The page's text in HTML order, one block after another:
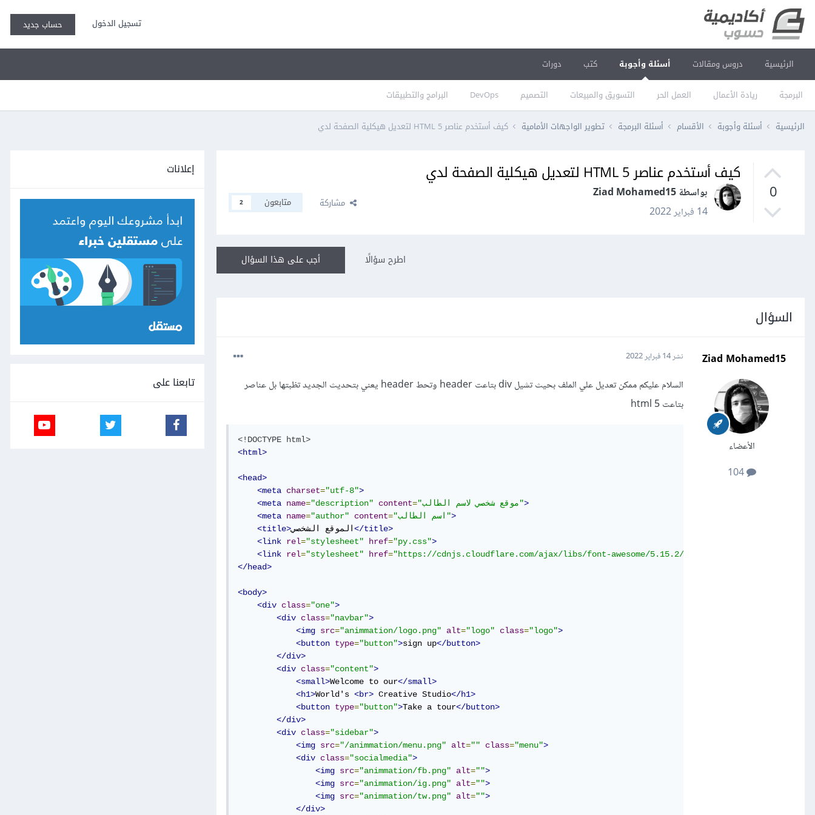
تسجيل الدخول حساب جديد
الرئيسية دروس ومقالات أسئلة وأجوبة
البرمجة ريادة الأعمال العمل الحر التسويق والمبيعات التصميم DevOps البرامج والتطبيقات
كتب دورات
الرئيسية أسئلة وأجوبة الأقسام أسئلة البرمجة تطوير الواجهات الأمامية كيف أستخدم عناصر HTML 5 لتعديل هيكلية الصفحة لدي
0
كيف أستخدم عناصر HTML 5 لتعديل هيكلية الصفحة لدي
بواسطة Ziad Mohamed15
14 فبراير 2022
مشاركة متابعون 2
أجب على هذا السؤال اطرح سؤالًا
السؤال
Ziad Mohamed15
الأعضاء
104
نشر14 فبراير 2022
السلام عليكم ممكن تعديل علي الملف بحيث تشيل div بتاعت header وتحط header يعني بتحديث الجديد تظبتها بل عناصر
بتاعت html 5
<!DOCTYPE html>
<html>
<head>
<meta charset="utf-8">
<meta name="description" content= "موقع شخصي لاسم الطالب">
<meta name="author" content= "اسم الطالب">
<title>الموقع الشخصي </title>
<link rel="stylesheet" href="py.css">
<link rel="stylesheet" href="https://cdnjs.cloudflare.com/ajax/libs/font-awesome/5.15.2/css/all.min.css"
</head>
<body>
<div class="one">
<div class="navbar">
<img src="animmation/logo.png" alt="logo" class="logo">
<button type="button">sign up</button>
</div>
<div class="content">
<small>Welcome to our</small>
<h1>World's <br> Creative Studio</h1>
<button type="button">Take a tour</button>
</div>
<div class="sidebar">
<img src="/animmation/menu.png" alt="" class="menu">
<div class="socialmedia">
<img src="animmation/fb.png" alt="">
<img src="animmation/ig.png" alt="">
<img src="animmation/tw.png" alt="">
</div>
إعلانات
تابعنا على